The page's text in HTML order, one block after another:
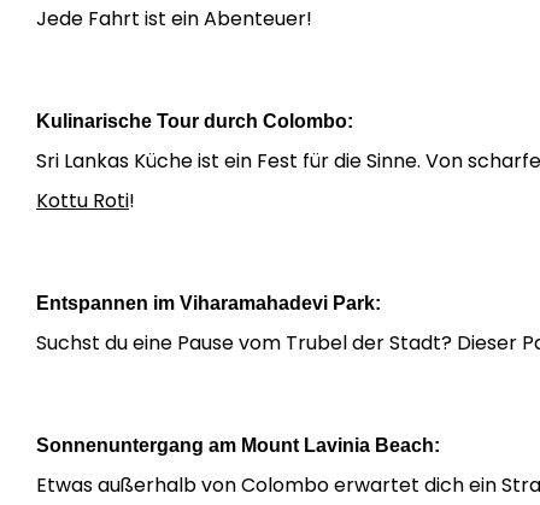
Jede Fahrt ist ein Abenteuer!
Kulinarische Tour durch Colombo:
Sri Lankas Küche ist ein Fest für die Sinne. Von
Kottu Roti!
Entspannen im Viharamahadevi Park:
Suchst du eine Pause vom Trubel der Stadt? Dieser
Sonnenuntergang am Mount Lavinia Beach:
Etwas außerhalb von Colombo erwartet dich ein